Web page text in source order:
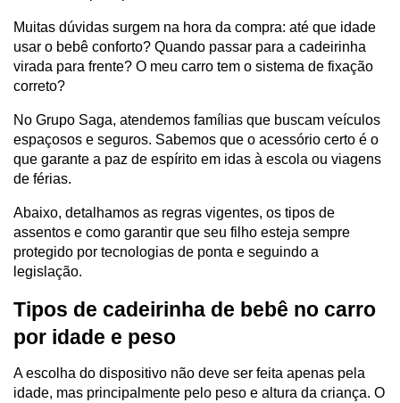
Muitas dúvidas surgem na hora da compra: até que idade
usar o bebê conforto? Quando passar para a cadeirinha
virada para frente? O meu carro tem o sistema de fixação
correto?
No Grupo Saga, atendemos famílias que buscam veículos
espaçosos e seguros. Sabemos que o acessório certo é o
que garante a paz de espírito em idas à escola ou viagens
de férias.
Abaixo, detalhamos as regras vigentes, os tipos de
assentos e como garantir que seu filho esteja sempre
protegido por tecnologias de ponta e seguindo a
legislação.
Tipos de cadeirinha de bebê no carro
por idade e peso
A escolha do dispositivo não deve ser feita apenas pela
idade, mas principalmente pelo peso e altura da criança. O